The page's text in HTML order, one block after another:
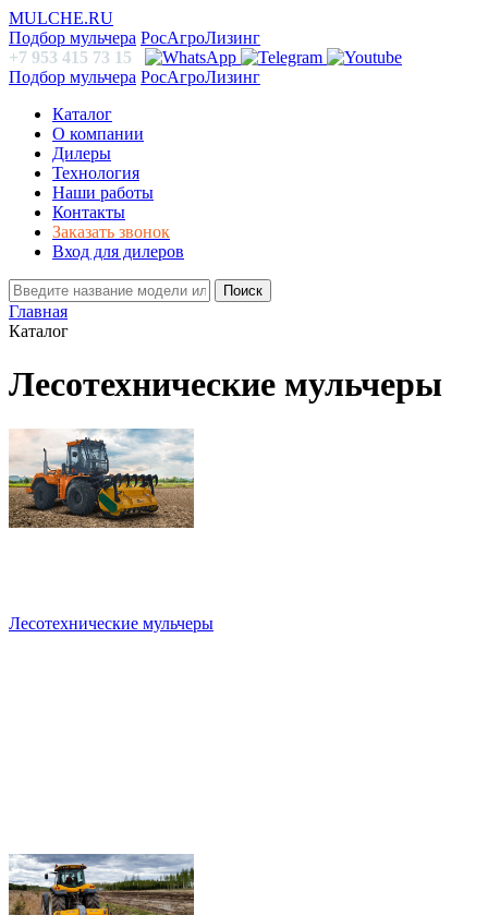
MULCHE.RU
Подбор мульчера РосАгроЛизинг
+7 953 415 73 15
Подбор мульчера РосАгроЛизинг
Каталог
О компании
Дилеры
Технология
Наши работы
Контакты
Заказать звонок
Вход для дилеров
Поиск
Главная
Каталог
Лесотехнические мульчеры
Лесотехнические мульчеры